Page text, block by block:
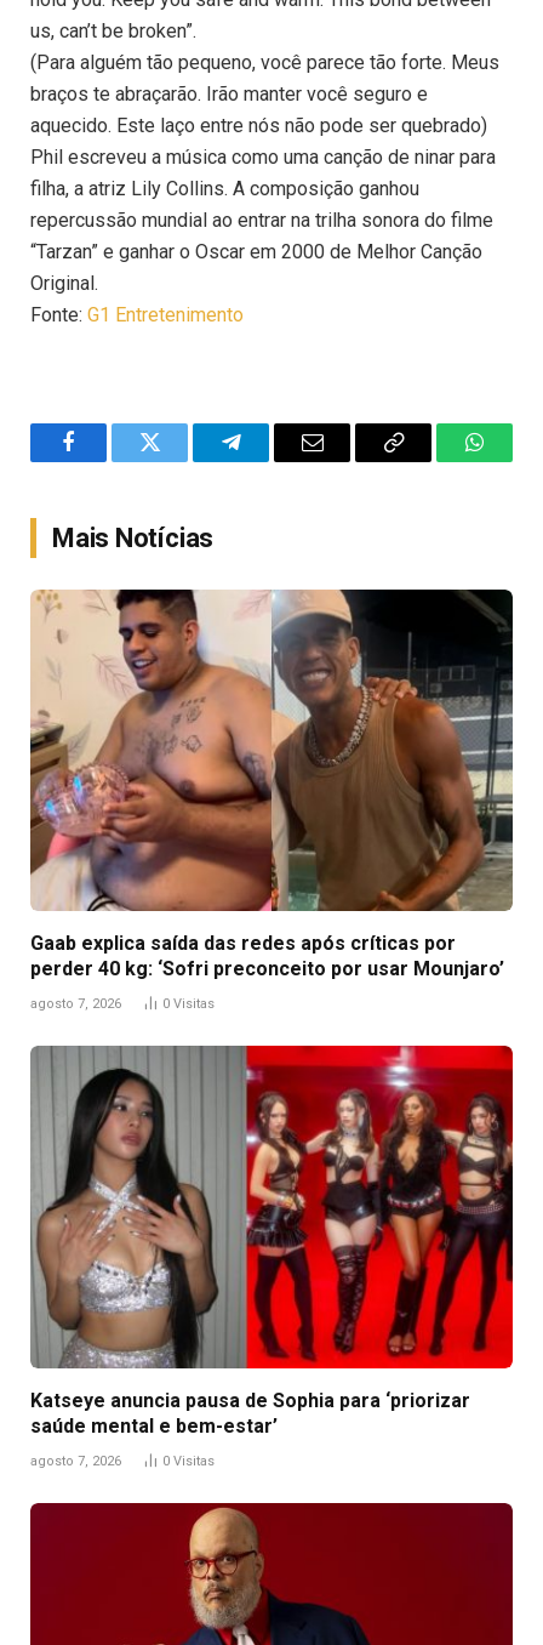
us, can’t be broken”.
(Para alguém tão pequeno, você parece tão forte. Meus
braços te abraçarão. Irão manter você seguro e
aquecido. Este laço entre nós não pode ser quebrado)
Phil escreveu a música como uma canção de ninar para
filha, a atriz Lily Collins. A composição ganhou
repercussão mundial ao entrar na trilha sonora do filme
“Tarzan” e ganhar o Oscar em 2000 de Melhor Canção
Original.
Fonte: G1 Entretenimento
FacebookTwitter TelegramEmail
Copy
Mais Notícias
Gaab explica saída das redes após críticas por
perder 40 kg: ‘Sofri preconceito por usar Mounjaro’
agosto 7, 2026 0 Visitas
Katseye anuncia pausa de Sophia para ‘priorizar
saúde mental e bem-estar’
agosto 7, 2026 0 Visitas